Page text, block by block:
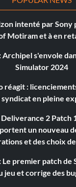
intenté par Sony
Motiram et à en
Archipel s'envole
Simulator 2024
réagit :
en pleine
2 Patch
un nouveau
et des choix
premier patch de
jeu et corrige des